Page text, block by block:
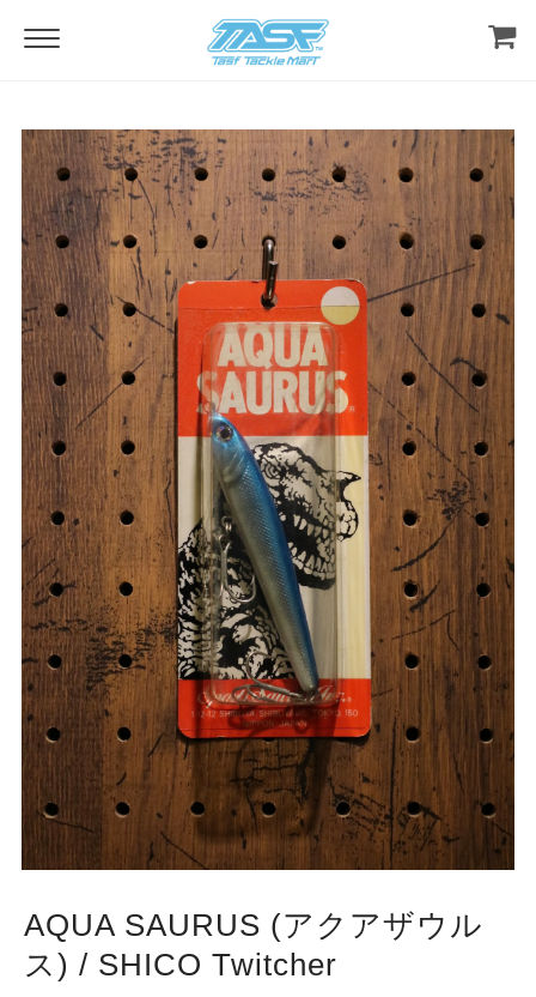
AQUA SAURUS (アクアザウル
ス) / SHICO Twitcher